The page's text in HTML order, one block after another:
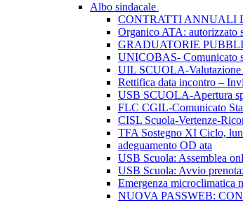
Albo sindacale
CONTRATTI ANNUALI
Organico ATA: autorizzato
GRADUATORIE
UNICOBAS- Comunicato
UIL SCUOLA-Valutazione
Rettifica data incontro –
USB SCUOLA-Apertura
FLC CGIL-Comunicato
CISL Scuola-Vertenze-
TFA Sostegno XI Ciclo,
adeguamento OD ata
USB Scuola: Assemblea
USB Scuola: Avvio
Emergenza microclimatica
NUOVA PASSWEB: